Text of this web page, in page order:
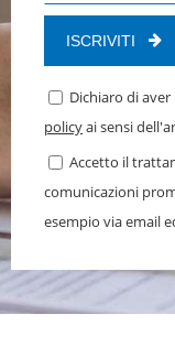
ISCRIVITI
Dichiaro di
policyai sensi
Accetto il
comunicazioni
esempio via email